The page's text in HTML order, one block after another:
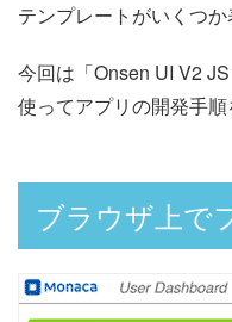
テンプレートがいくつか
今回は「Onsen UI V2
使ってアプリの開発手順
ブラウザ上で